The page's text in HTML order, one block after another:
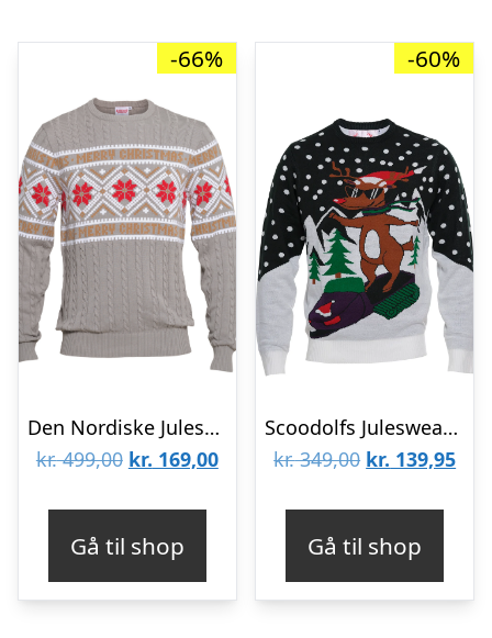
-66%
Den Nordiske Julesweater Grå – dame / kvinder
kr.499,00 Den
var:
kr. 499,00.
kr. 169,00Den
kr. 169,00.
Gå til shop
-60%
Scoodolfs Julesweater – Børn
kr.349,00 Den
var:
kr. 349,00.
kr. 139,95Den
kr.
Gå til shop